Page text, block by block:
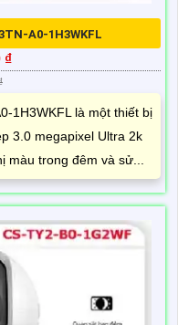
A0-1H3WKFL
₫
1H3WKFL là một thiết bị
3.0 megapixel Ultra 2k
màu trong đêm và sử...